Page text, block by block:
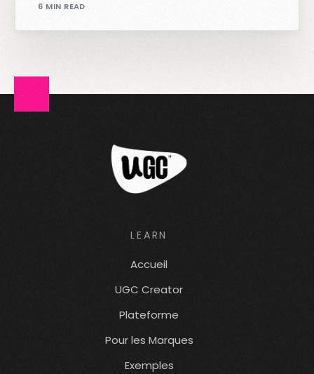
6 MIN READ
LEARN
Accueil
UGC Creator
Plateforme
Pour les Marques
Exemples